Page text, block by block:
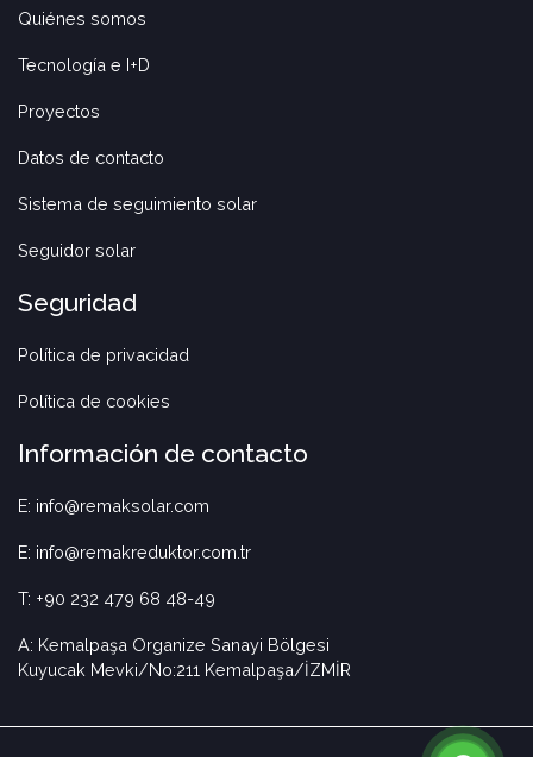
Quiénes somos
Tecnología e I+D
Proyectos
Datos de contacto
Sistema de seguimiento solar
Seguidor solar
Seguridad
Política de privacidad
Política de cookies
Información de contacto
E: info@remaksolar.com
E: info@remakreduktor.com.tr
T: +90 232 479 68 48-49
A: Kemalpaşa Organize Sanayi Bölgesi
Kuyucak Mevki/No:211 Kemalpaşa/İZMİR